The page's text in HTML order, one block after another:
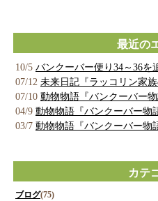
最近の
10/5 バンクーバー便り34～36を
07/12 未来日記『ラッコリン家族
07/10 動物物語『バンクーバー物語』第
04/9 動物物語『バンクーバー物語』
03/7 動物物語『バンクーバー物
カテ
ブログ(75)